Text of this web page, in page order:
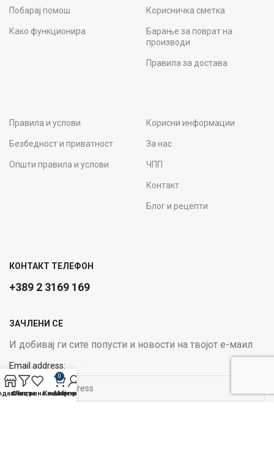
Побарај помош
Како функционира
Корисничка сметка
Барање за поврат на
производи
Правила за достава
Правила и услови
Безбедност и приватност
Општи правила и услови
Корисни информации
За нас
ЧПП
Контакт
Блог и рецепти
КОНТАКТ ТЕЛЕФОН
+389 2 3169 169
ЗАЧЛЕНИ СЕ
И добивај ги сите попусти и новости на твојот е-маил
Email address:
Филтри
Листа на желби
0
Кошничка
Мој профил